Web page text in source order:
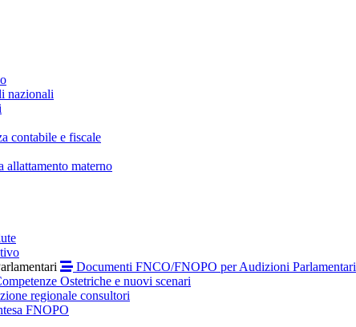
nazionali
contabile e fiscale
allattamento materno
Documenti FNCO/FNOPO per Audizioni Parlamentari
Ostetriche e nuovi scenari
regionale consultori
FNOPO